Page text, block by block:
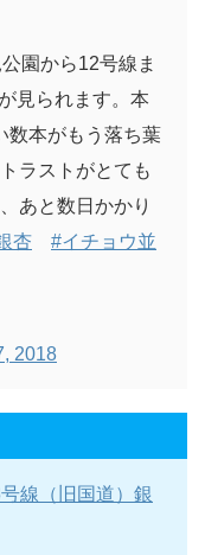
園から12号線ま
見られます。本
数本がもう落ち葉
ラストがとても
あと数日かかり
杏
#イチョウ並
2018
線（旧国道）銀